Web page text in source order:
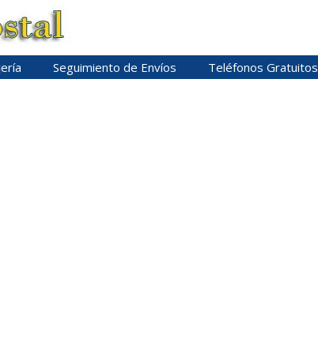
Seguimiento de Envíos Teléfonos Gratuitos